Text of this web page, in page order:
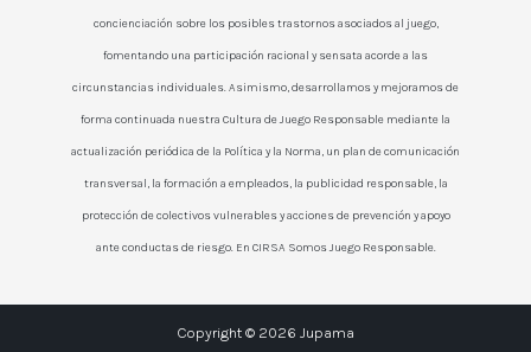
concienciación sobre los posibles trastornos asociados al juego,
fomentando una participación racional y sensata acorde a las
circunstancias individuales. Asimismo, desarrollamos y mejoramos de
forma continuada nuestra Cultura de Juego Responsable mediante la
actualización periódica de la Política y la Norma, un plan de comunicación
transversal, la formación a empleados, la publicidad responsable, la
protección de colectivos vulnerables y acciones de prevención y apoyo
ante conductas de riesgo. En CIRSA Somos Juego Responsable.
Copyright © 2026 Jupama